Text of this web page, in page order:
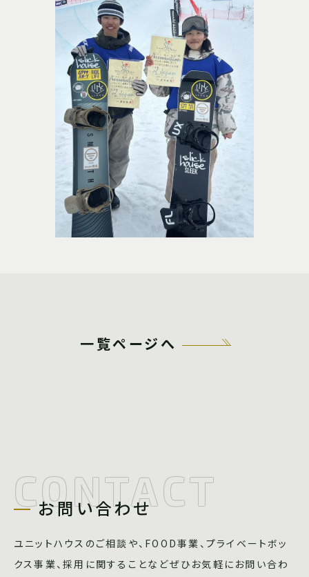
一覧ページへ
CONTACT
お問い合わせ
ユニットハウスのご相談や、FOOD事業、プライベートボッ
クス事業、採用に関することなどぜひお気軽にお問い合わ